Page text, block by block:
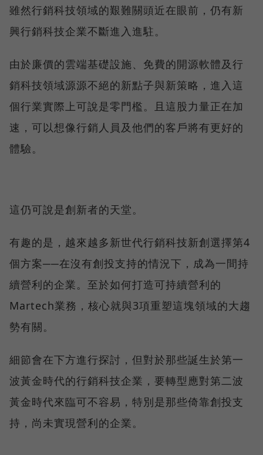
雖然行銷科技領域的艱難關頭近在眼前，仍有新
興行銷科技企業不斷進入進駐。
由於廉價的雲端基礎設施、免費的開源軟體及行
銷科技領域源源不絕的新點子與新策略，進入這
個行業實際上可說是零門檻。且這股力量正在加
速，可以想像行銷人員及他們的客戶將有更好的
體驗。
這仍可說是創新者的天堂。
有趣的是，越來越多新世代行銷科技新創選擇第4
個方案──在沒有創投支持的情況下，成為一間持
續營利的企業。至於如何打造可持續營利的
Martech業務，核心就與3項重塑這塊領域的大趨
勢有關。
細節會在下方進行探討，但對於那些誕生於第一
波黃金時代的行銷科技企業，要轉型應對第二波
黃金時代來臨可不容易，特別是那些倚靠創投支
持，尚未實現營利的企業。